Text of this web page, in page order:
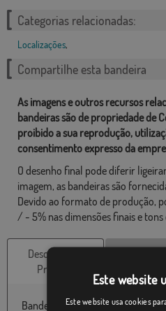
Categorias relacionadas:
Localizações,
Compartilhe esta bandeira
As imagens e outros recursos
bandeiras são de propriedade de
proibido a sua reprodução,
consentimento expresso da
O desenho final pode diferir
imagem, as bandeiras são
Devido ao formato de produção,
/ - 5% nas dimensões finais e tons
Descrição do
Produto
Bandeira de Pontevedra
Este website
Este website usa cookies